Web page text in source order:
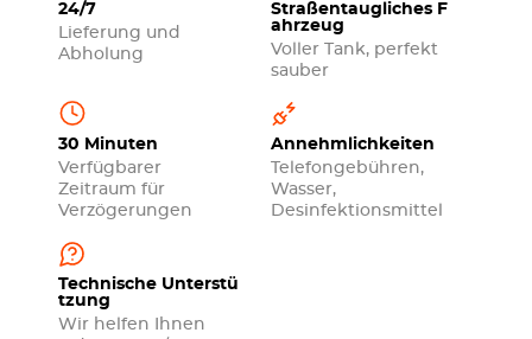
24/7
Lieferung und
Abholung
Straßentaugliches F
ahrzeug
Voller Tank, perfekt
sauber
30 Minuten
Verfügbarer
Zeitraum für
Verzögerungen
Annehmlichkeiten
Telefongebühren,
Wasser,
Desinfektionsmittel
Technische Unterstü
tzung
Wir helfen Ihnen